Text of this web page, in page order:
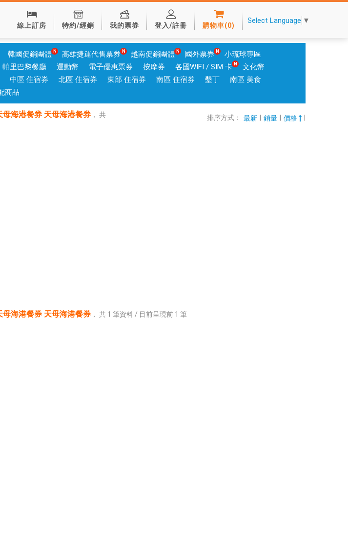
線上訂房 特約/經銷 我的票券 登入/註冊 購物車(0)
Select Language ▼
韓國促銷團體 高雄捷運代售票券 越南促銷團體 國外票券
小琉球專區
帕里巴黎餐廳 運動幣 電子優惠票券 按摩券 各國WIFI / SIM 卡
文化幣
中區 住宿券 北區 住宿券 東部 住宿券 南區 住宿券 墾丁
南區 美食
商品
海港餐券 天母海港餐券 ， 共
排序方式： 最新 銷量 價格
海港餐券 天母海港餐券 ， 共 1 筆資料 / 目前呈現前 1 筆